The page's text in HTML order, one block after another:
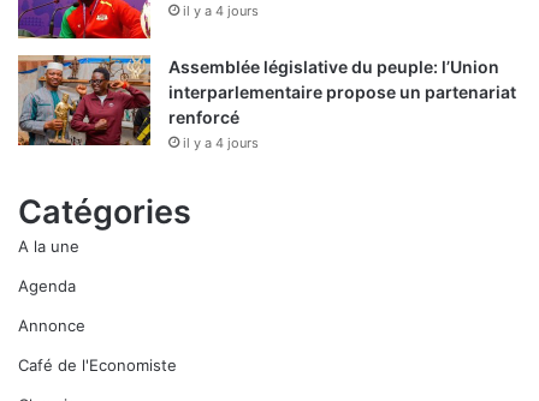
il y a 4 jours
Assemblée législative du peuple: l’Union
interparlementaire propose un partenariat
renforcé
il y a 4 jours
Catégories
A la une
Agenda
Annonce
Café de l'Economiste